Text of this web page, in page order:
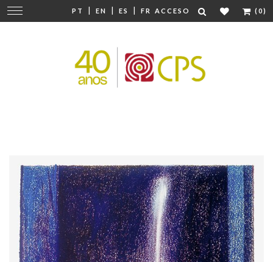
PT | EN | ES | FR ACCESO (0)
Cambiar
navegación